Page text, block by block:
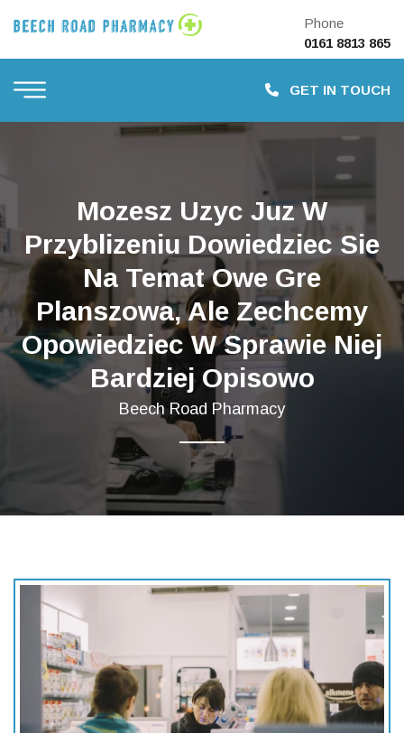
Phone
0161 8813 865
GET IN TOUCH
Mozesz Uzyc Juz W
Przyblizeniu Dowiedziec Sie
Na Temat Owe Gre
Planszowa, Ale Zechcemy
Opowiedziec W Sprawie Niej
Bardziej Opisowo
Beech Road Pharmacy